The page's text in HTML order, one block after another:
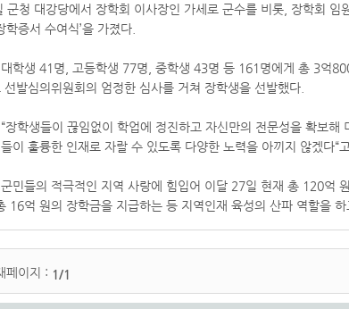
군청 대강당에서 장학회 이사장인 가세로 군수를 비롯, 장학회
증서 수여식’을 가졌다.
학생 41명, 고등학생 77명, 중학생 43명 등 161명에게 총 3억
발심의위원회의 엄정한 심사를 거쳐 장학생을 선발했다.
장학생들이 끊임없이 학업에 정진하고 자신만의 전문성을 확보해
이 훌륭한 인재로 자랄 수 있도록 다양한 노력을 아끼지 않겠다“
민들의 적극적인 지역 사랑에 힘입어 이달 27일 현재 총 120억
16억 원의 장학금을 지급하는 등 지역인재 육성의 산파 역할을 하
페이지 : 1/1